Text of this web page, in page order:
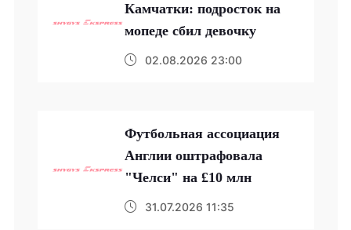
Камчатки: подросток на
мопеде сбил девочку
02.08.2026 23:00
Футбольная ассоциация
Англии оштрафовала
"Челси" на £10 млн
31.07.2026 11:35